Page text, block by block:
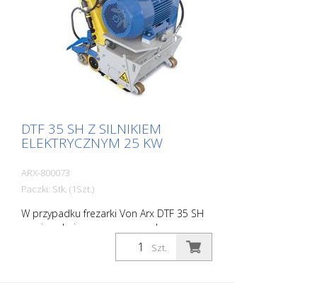
bębnów itp.
DTF 35 SH Z SILNIKIEM
ELEKTRYCZNYM 25 KW
ARX-800073
Paczki: Stk. (1Szt.)
W przypadku frezarki Von Arx DTF 35 SH
powierzchnia przeznaczona do
frezowania nie jest dobijana, lecz
starannie szlifowana. Dzięki temu
Szt.